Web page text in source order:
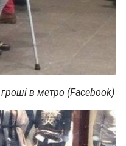
в метро (Facebook)